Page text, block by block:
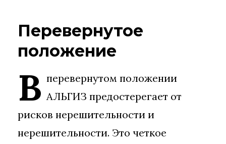
Перевернутое
положение
В перевернутом положении
АЛЬГИЗ предостерегает от
рисков нерешительности и
нерешительности. Это четкое